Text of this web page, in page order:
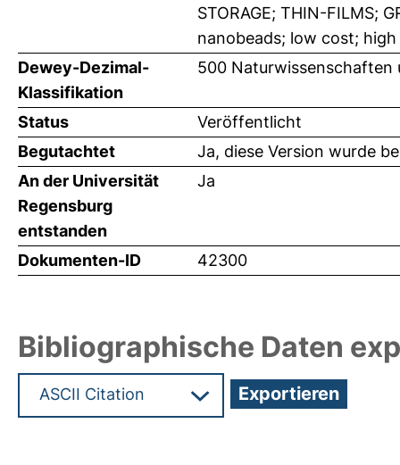
STORAGE; THIN-FILMS;
nanobeads; low cost;
Dewey-Dezimal-
Klassifikation
500 Naturwissenschaften
Status
Veröffentlicht
Begutachtet
Ja, diese Version wurde
An der Universität
Regensburg
entstanden
Ja
Dokumenten-ID 42300
Bibliographische Daten